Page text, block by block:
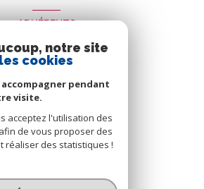
ADHÉRENTS
adhérons
| Tous droits réservés
notre site
cookies
pendant
visite.
acceptez l'utilisation des
de vous proposer des
réaliser des statistiques !